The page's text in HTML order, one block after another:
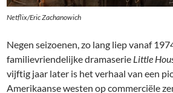
Netflix/Eric Zachanowich
Negen seizoenen, zo lang liep vanaf
familievriendelijke dramaserie Little
vijftig jaar later is het verhaal van een
Amerikaanse westen op commerciële